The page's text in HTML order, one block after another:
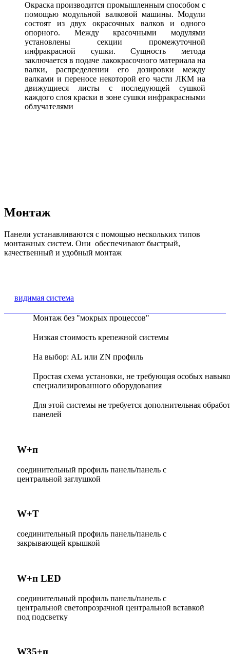
Окраска производится промышленным способом с
помощью модульной валковой машины. Модули
состоят из двух окрасочных валков и одного
опорного. Между красочными модулями
установлены секции промежуточной
инфракрасной сушки. Сущность метода
заключается в подаче лакокрасочного материала на
валки, распределении его дозировки между
валками и переносе некоторой его части ЛКМ на
движущиеся листы с последующей сушкой
каждого слоя краски в зоне сушки инфракрасными
облучателями
Монтаж
Панели устанавливаются с помощью нескольких типов
монтажных систем. Они обеспечивают быстрый,
качественный и удобный монтаж
видимая система
Монтаж без "мокрых процессов"
Низкая стоимость крепежной системы
На выбор: AL или ZN профиль
Простая схема установки, не требующая особых
специализированного оборудования
Для этой системы не требуется дополнительная
панелей
W+п
соединительный профиль панель/панель с
центральной заглушкой
W+T
соединительный профиль панель/панель с
закрывающей крышкой
W+п LED
соединительный профиль панель/панель с
центральной светопрозрачной центральной вставкой
под подсветку